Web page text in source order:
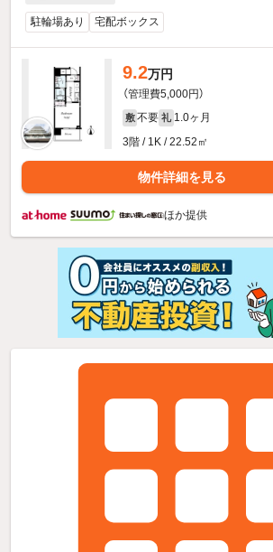
駐輪場あり 宅配ボックス
9.2万円
（管理費5,000円）
敷 不要 礼 1.0ヶ月
3階 / 1K / 22.52㎡
物件詳細を見る
ほか提供